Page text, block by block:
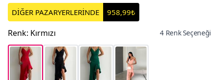
DİĞER PAZARYERLERİNDE 958,99₺
Renk: Kırmızı 4 Renk Seçeneği